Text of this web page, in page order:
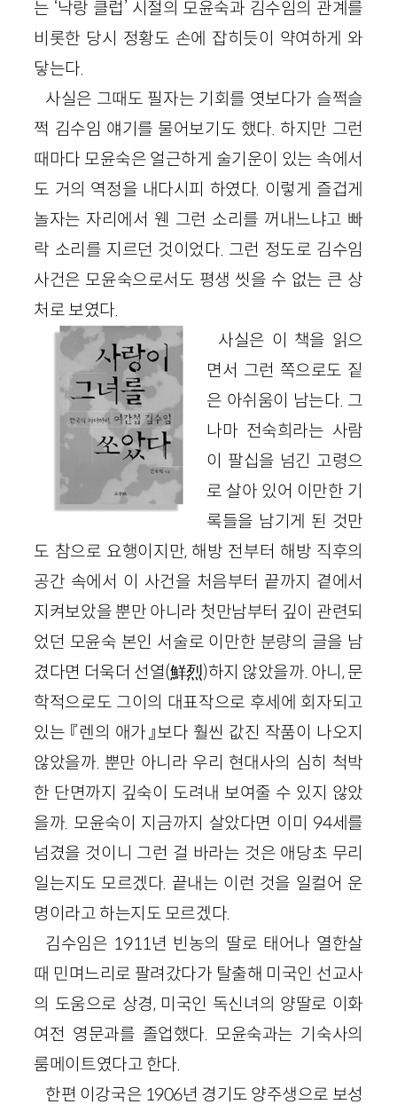
는 ‘낙랑 클럽’ 시절의 모윤숙과 김수임의 관계를
비롯한 당시 정황도 손에 잡히듯이 약여하게 와
닿는다.
사실은 그때도 필자는 기회를 엿보다가 슬쩍슬
쩍 김수임 얘기를 물어보기도 했다. 하지만 그런
때마다 모윤숙은 얼근하게 술기운이 있는 속에서
도 거의 역정을 내다시피 하였다. 이렇게 즐겁게
놀자는 자리에서 웬 그런 소리를 꺼내느냐고 빠
락 소리를 지르던 것이었다. 그런 정도로 김수임
사건은 모윤숙으로서도 평생 씻을 수 없는 큰 상
처로 보였다.
사실은 이 책을 읽으
면서 그런 쪽으로도 짙
은 아쉬움이 남는다. 그
나마 전숙희라는 사람
이 팔십을 넘긴 고령으
로 살아 있어 이만한 기
록들을 남기게 된 것만
도 참으로 요행이지만, 해방 전부터 해방 직후의
공간 속에서 이 사건을 처음부터 끝까지 곁에서
지켜보았을 뿐만 아니라 첫만남부터 깊이 관련되
었던 모윤숙 본인 서술로 이만한 분량의 글을 남
겼다면 더욱더 선열(鮮烈)하지 않았을까. 아니, 문
학적으로도 그이의 대표작으로 후세에 회자되고
있는 『렌의 애가』보다 훨씬 값진 작품이 나오지
않았을까. 뿐만 아니라 우리 현대사의 심히 척박
한 단면까지 깊숙이 도려내 보여줄 수 있지 않았
을까. 모윤숙이 지금까지 살았다면 이미 94세를
넘겼을 것이니 그런 걸 바라는 것은 애당초 무리
일는지도 모르겠다. 끝내는 이런 것을 일컬어 운
명이라고 하는지도 모르겠다.
김수임은 1911년 빈농의 딸로 태어나 열한살
때 민며느리로 팔려갔다가 탈출해 미국인 선교사
의 도움으로 상경, 미국인 독신녀의 양딸로 이화
여전 영문과를 졸업했다. 모윤숙과는 기숙사의
룸메이트였다고 한다.
한편 이강국은 1906년 경기도 양주생으로 보성